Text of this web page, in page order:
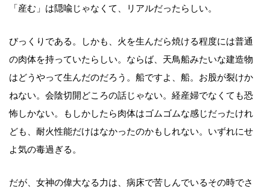
「産む」は隠喩じゃなくて、リアルだったらしい。
びっくりである。しかも、火を生んだら焼ける程度には普通
の肉体を持っていたらしい。ならば、天鳥船みたいな建造物
はどうやって生んだのだろう。船ですよ、船。お股が裂けか
ねない。会陰切開どころの話じゃない。経産婦でなくても恐
怖しかない。もしかしたら肉体はゴムゴムな感じだったけれ
ども、耐火性能だけはなかったのかもしれない。いずれにせ
よ気の毒過ぎる。
だが、女神の偉大なる力は、病床で苦しんでいるその時でさ